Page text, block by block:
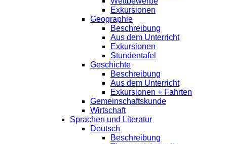
Exkursionen
Geographie
Beschreibung
Aus dem Unterricht
Exkursionen
Stundentafel
Geschichte
Beschreibung
Aus dem Unterricht
Exkursionen + Fahrten
Gemeinschaftskunde
Wirtschaft
Sprachen und Literatur
Deutsch
Beschreibung